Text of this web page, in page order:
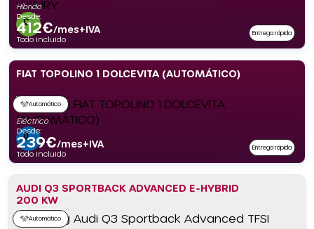
Híbrido
Desde:
412€/mes+IVA
Todo incluido
Entrega rápida
FIAT TOPOLINO 1 DOLCEVITA (AUTOMÁTICO)
Automático
Eléctrico
Desde:
239€/mes+IVA
Todo incluido
Entrega rápida
AUDI Q3 SPORTBACK ADVANCED E-HYBRID
200 KW
Automático